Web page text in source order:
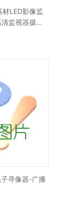
LED影像监
监视器摄像
寻像器-广播